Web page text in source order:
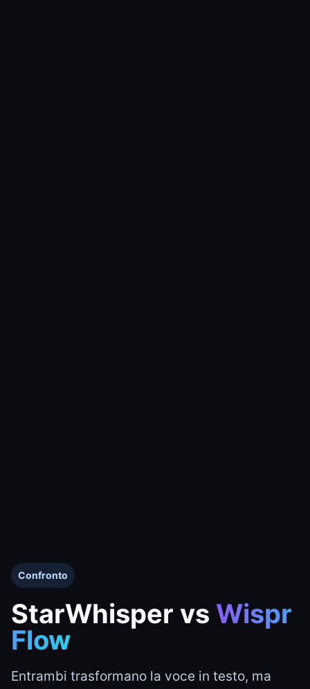
Confronto
StarWhisper vs Wispr
Flow
Entrambi trasformano la voce in testo, ma